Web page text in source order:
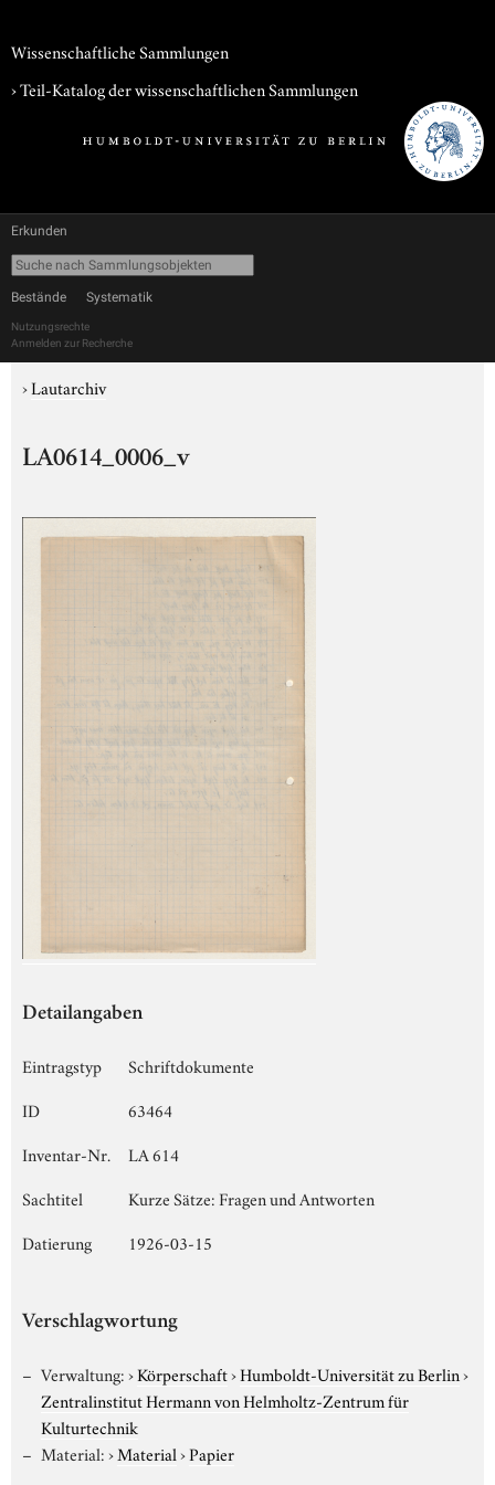
Wissenschaftliche Sammlungen
› Teil-Katalog der wissenschaftlichen Sammlungen
Erkunden
Bestände Systematik
Nutzungsrechte
Anmelden zur Recherche
›Lautarchiv
LA0614_0006_v
Detailangaben
Eintragstyp
Schriftdokumente
ID
63464
Inventar-Nr.
LA 614
Sachtitel
Kurze Sätze: Fragen und Antworten
Datierung
1926-03-15
Verschlagwortung
Verwaltung:›Körperschaft›Humboldt-Universität zu Berlin›
Zentralinstitut Hermann von Helmholtz-Zentrum für
Kulturtechnik
Material:›Material›Papier